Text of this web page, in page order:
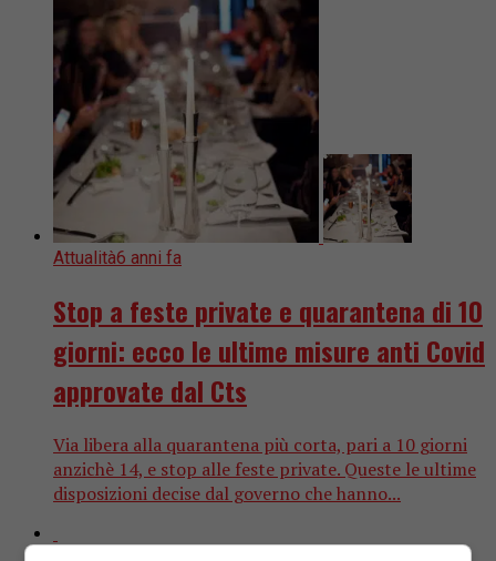
Attualità6 anni fa
Stop a feste private e quarantena di 10
giorni: ecco le ultime misure anti Covid
approvate dal Cts
Via libera alla quarantena più corta, pari a 10 giorni
anzichè 14, e stop alle feste private. Queste le ultime
disposizioni decise dal governo che hanno...